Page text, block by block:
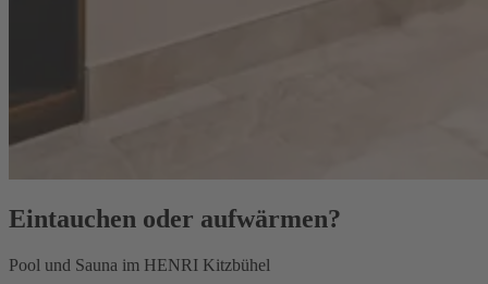
Eintauchen oder aufwärmen?
Pool und Sauna im HENRI Kitzbühel